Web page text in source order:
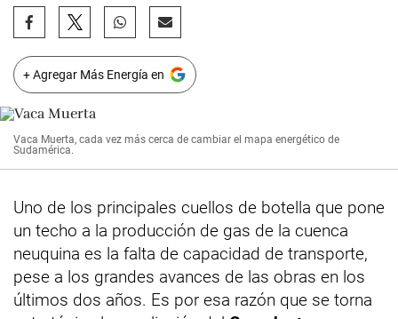
+ Agregar Más Energía en
Vaca Muerta, cada vez más cerca de cambiar el mapa energético de
Sudamérica.
Uno de los principales cuellos de botella que pone
un techo a la producción de gas de la cuenca
neuquina es la falta de capacidad de transporte,
pese a los grandes avances de las obras en los
últimos dos años. Es por esa razón que se torna